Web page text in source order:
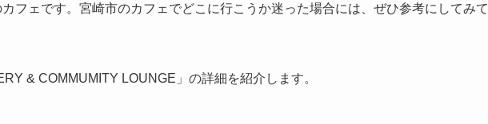
フェです。宮崎市のカフェでどこに行こうか迷った場合には、ぜひ参考にしてみて
& COMMUMITY LOUNGE」の詳細を紹介します。